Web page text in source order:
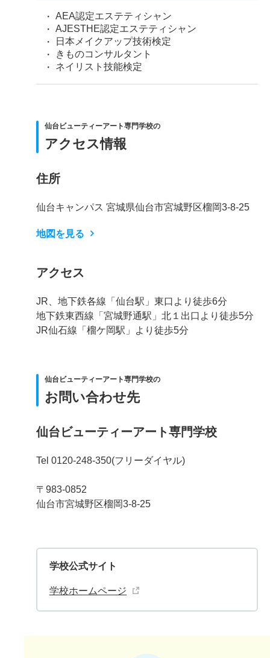
AEA認定エステティシャン
AJESTHE認定エステティシャン
日本メイクアップ技術検定
きものコンサルタント
ネイリスト技能検定
仙台ビューティーアート専門学校の
アクセス情報
住所
仙台キャンパス 宮城県仙台市宮城野区榴岡3-8-25
地図を見る
アクセス
JR、地下鉄各線「仙台駅」東口より徒歩6分
地下鉄東西線「宮城野通駅」北１出口より徒歩5分
JR仙石線「榴ケ岡駅」より徒歩5分
仙台ビューティーアート専門学校の
お問い合わせ先
仙台ビューティーアート専門学校
Tel 0120-248-350(フリーダイヤル)
〒983-0852
仙台市宮城野区榴岡3-8-25
学校公式サイト
学校ホームページ